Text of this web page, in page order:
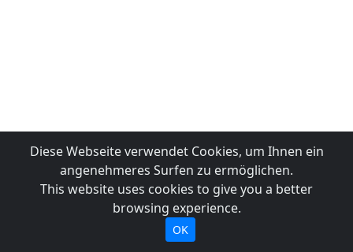
Diese Webseite verwendet Cookies, um Ihnen ein
angenehmeres Surfen zu ermöglichen.
This website uses cookies to give you a better
browsing experience.
OK